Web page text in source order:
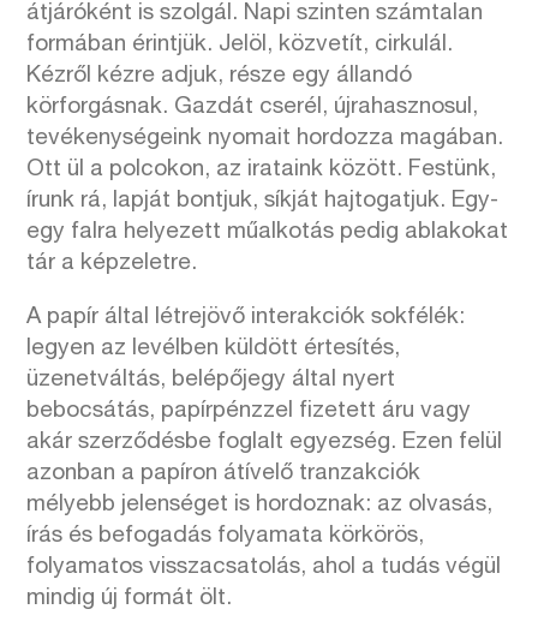
átjáróként is szolgál. Napi szinten számtalan
formában érintjük. Jelöl, közvetít, cirkulál.
Kézről kézre adjuk, része egy állandó
körforgásnak. Gazdát cserél, újrahasznosul,
tevékenységeink nyomait hordozza magában.
Ott ül a polcokon, az irataink között. Festünk,
írunk rá, lapját bontjuk, síkját hajtogatjuk. Egy-
egy falra helyezett műalkotás pedig ablakokat
tár a képzeletre.
A papír által létrejövő interakciók sokfélék:
legyen az levélben küldött értesítés,
üzenetváltás, belépőjegy által nyert
bebocsátás, papírpénzzel fizetett áru vagy
akár szerződésbe foglalt egyezség. Ezen felül
azonban a papíron átívelő tranzakciók
mélyebb jelenséget is hordoznak: az olvasás,
írás és befogadás folyamata körkörös,
folyamatos visszacsatolás, ahol a tudás végül
mindig új formát ölt.